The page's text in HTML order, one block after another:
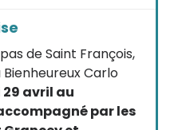
de Saint François,
Carlo
avril au
par les